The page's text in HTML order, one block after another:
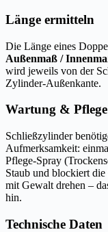
Länge ermitteln
Die Länge eines
Außenmaß /
wird jeweils von der
Zylinder-Außenkante.
Wartung & Pflege
Schließzylinder
Aufmerksamkeit:
Pflege-Spray
Staub und blockiert
mit Gewalt drehen –
hin.
Technische Daten